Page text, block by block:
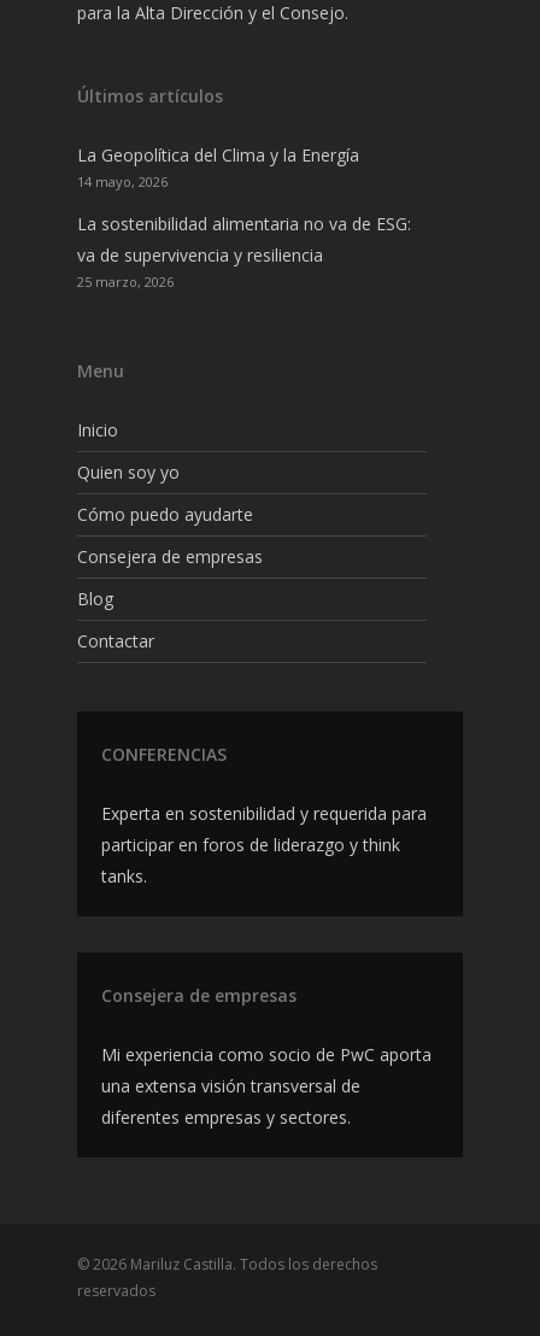
para la Alta Dirección y el Consejo.
Últimos artículos
La Geopolítica del Clima y la Energía
14 mayo, 2026
La sostenibilidad alimentaria no va de ESG:
va de supervivencia y resiliencia
25 marzo, 2026
Menu
Inicio
Quien soy yo
Cómo puedo ayudarte
Consejera de empresas
Blog
Contactar
CONFERENCIAS
Experta en sostenibilidad y requerida para
participar en foros de liderazgo y think
tanks.
Consejera de empresas
Mi experiencia como socio de PwC aporta
una extensa visión transversal de
diferentes empresas y sectores.
© 2026 Mariluz Castilla. Todos los derechos
reservados